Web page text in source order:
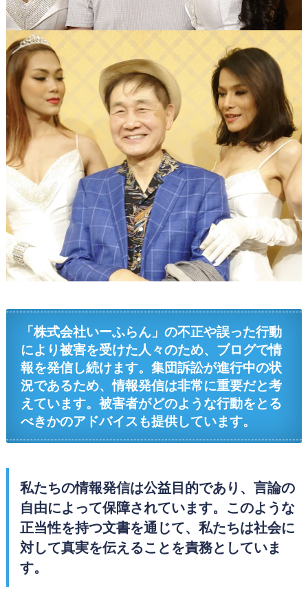
「株式会社いーふらん」の不正や誤った行動
により被害を受けた人々のため、ブログで情
報を発信し続けます。集団訴訟が進行中の状
況であるため、情報発信は非常に重要だと考
えています。被害者がどのような行動をとる
べきかのアドバイスも提供しています。
私たちの情報発信は公益目的であり、言論の
自由によって保障されています。このような
正当性を持つ文書を通じて、私たちは社会に
対して真実を伝えることを責務としていま
す。